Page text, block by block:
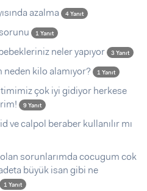
azalma 4 Yanıt
1 Yanıt
neler yapıyor 3 Yanıt
neden kilo alamıyor? 1 Yanıt
çok iyi gidiyor herkese
9 Yanıt
ve calpol beraber kullanılır mı
sorunlarımda cocugum cok
büyük isan gibi ne
1 Yanıt